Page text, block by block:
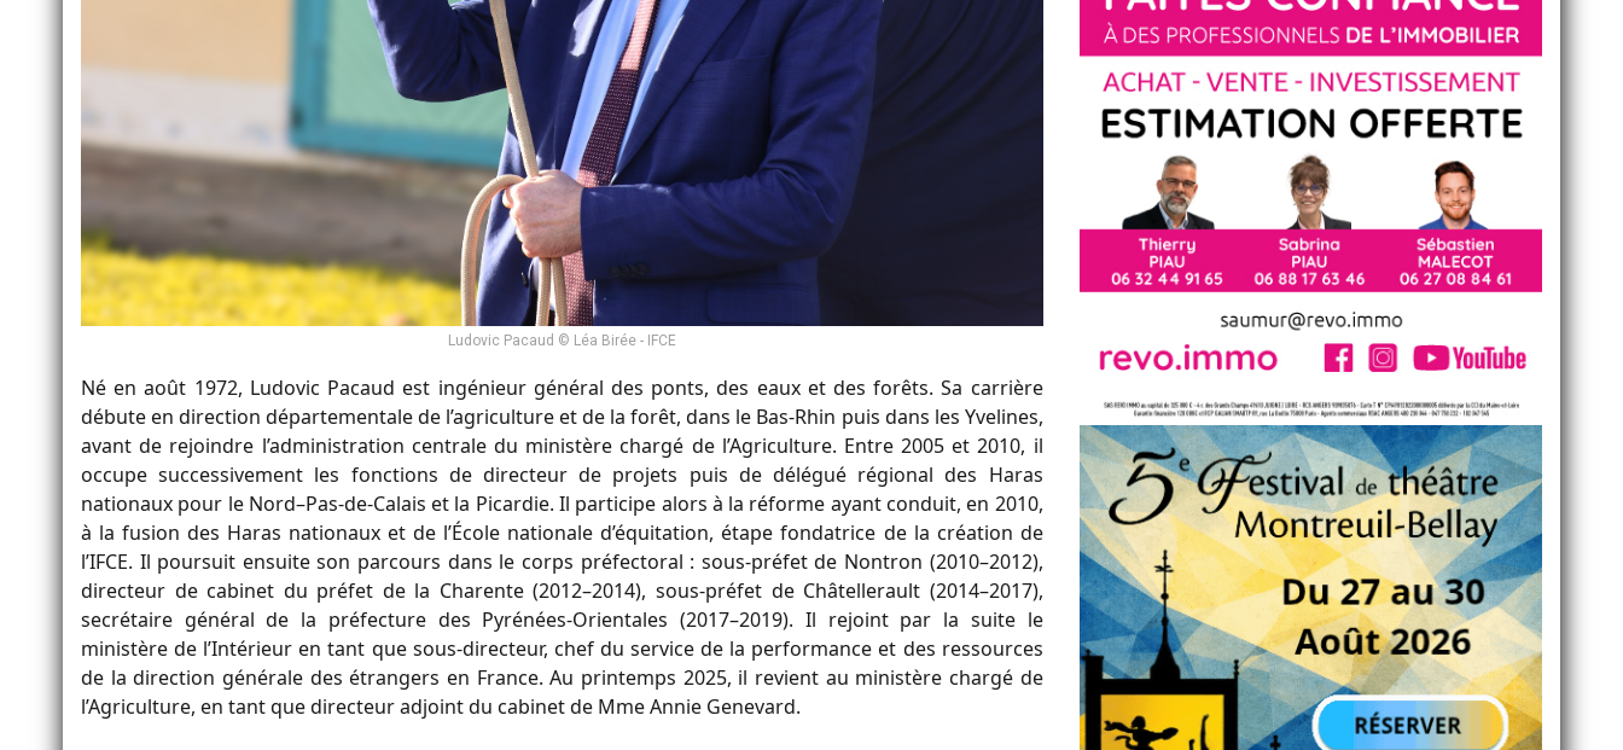
Ludovic Pacaud © Léa Birée - IFCE
Né en août 1972, Ludovic Pacaud est ingénieur général des ponts, des eaux et des forêts. Sa carrière
débute en direction départementale de l’agriculture et de la forêt, dans le Bas-Rhin puis dans les Yvelines,
avant de rejoindre l’administration centrale du ministère chargé de l’Agriculture. Entre 2005 et 2010, il
occupe successivement les fonctions de directeur de projets puis de délégué régional des Haras
nationaux pour le Nord–Pas-de-Calais et la Picardie. Il participe alors à la réforme ayant conduit, en 2010,
à la fusion des Haras nationaux et de l’École nationale d’équitation, étape fondatrice de la création de
l’IFCE. Il poursuit ensuite son parcours dans le corps préfectoral : sous-préfet de Nontron (2010–2012),
directeur de cabinet du préfet de la Charente (2012–2014), sous-préfet de Châtellerault (2014–2017),
secrétaire général de la préfecture des Pyrénées-Orientales (2017–2019). Il rejoint par la suite le
ministère de l’Intérieur en tant que sous-directeur, chef du service de la performance et des ressources
de la direction générale des étrangers en France. Au printemps 2025, il revient au ministère chargé de
l’Agriculture, en tant que directeur adjoint du cabinet de Mme Annie Genevard.